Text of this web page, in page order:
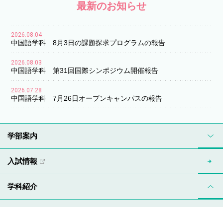
最新のお知らせ
2026.08.04
中国語学科 8月3日の課題探求プログラムの報告
2026.08.03
中国語学科 第31回国際シンポジウム開催報告
2026.07.28
中国語学科 7月26日オープンキャンパスの報告
学部案内
入試情報
学科紹介